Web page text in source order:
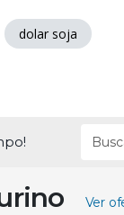
dolar soja
Ver